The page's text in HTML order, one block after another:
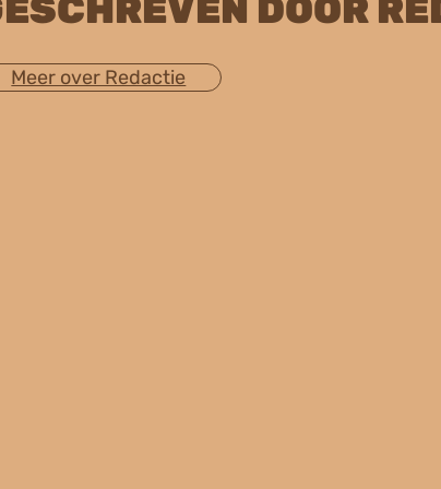
DOOR
Meer over Redactie